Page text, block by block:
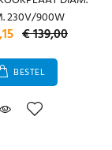
230V/900W
€ 139,00
BESTEL